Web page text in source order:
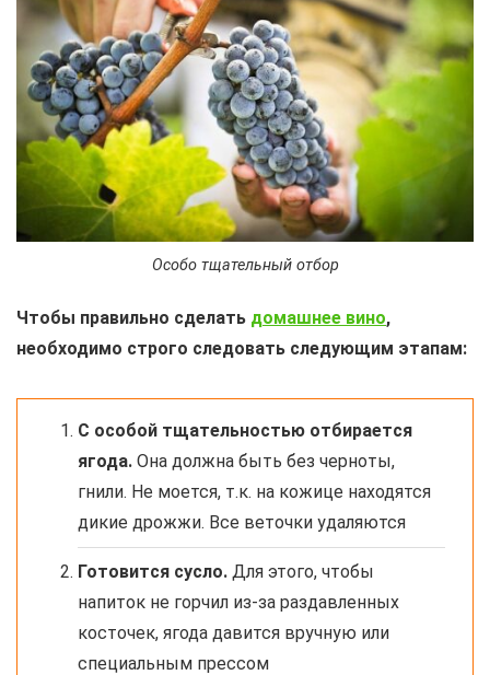
Особо тщательный отбор
Чтобы правильно сделать домашнее вино,
необходимо строго следовать следующим этапам:
С особой тщательностью отбирается
ягода. Она должна быть без черноты,
гнили. Не моется, т.к. на кожице находятся
дикие дрожжи. Все веточки удаляются
Готовится сусло. Для этого, чтобы
напиток не горчил из-за раздавленных
косточек, ягода давится вручную или
специальным прессом